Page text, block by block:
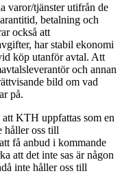
varor/tjänster utifrån de
betalning och
också att
har stabil ekonomi
köp utanför avtal. Att
och annan
bild om vad
på.
KTH uppfattas som en
håller oss till
få anbud i kommande
att det inte sas är någon
inte håller oss till